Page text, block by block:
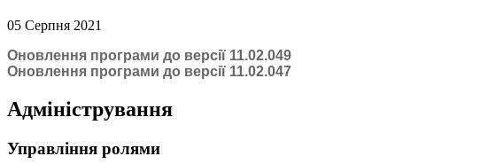
05 Серпня 2021
Оновлення програми до версії 11.02.049
Оновлення програми до версії 11.02.047
Адміністрування
Управління ролями